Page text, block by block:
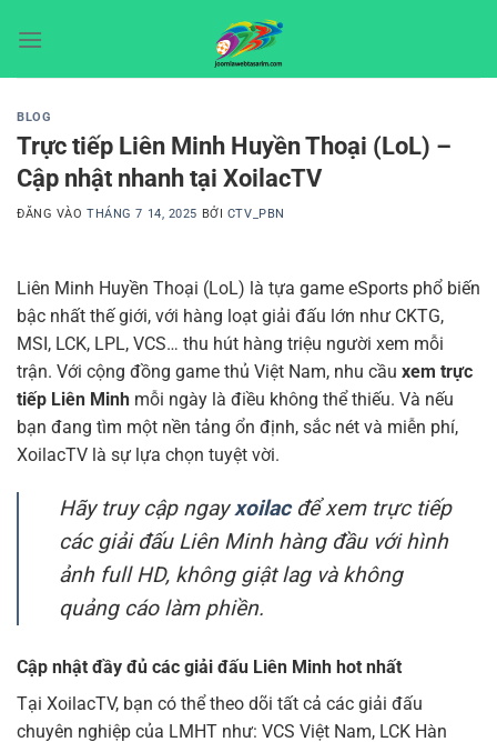
qua
BLOG
Trực tiếp Liên Minh Huyền Thoại (LoL) –
Cập nhật nhanh tại XoilacTV
ĐĂNG VÀOTHÁNG 7 14, 2025 BỞI CTV_PBN
Liên Minh Huyền Thoại (LoL) là tựa game eSports phổ biến
bậc nhất thế giới, với hàng loạt giải đấu lớn như CKTG,
MSI, LCK, LPL, VCS… thu hút hàng triệu người xem mỗi
trận. Với cộng đồng game thủ Việt Nam, nhu cầu xem trực
tiếp Liên Minh mỗi ngày là điều không thể thiếu. Và nếu
bạn đang tìm một nền tảng ổn định, sắc nét và miễn phí,
XoilacTV là sự lựa chọn tuyệt vời.
Hãy truy cập ngayxoilacđể xem trực tiếp
các giải đấu Liên Minh hàng đầu với hình
ảnh full HD, không giật lag và không
quảng cáo làm phiền.
Cập nhật đầy đủ các giải đấu Liên Minh hot nhất
Tại XoilacTV, bạn có thể theo dõi tất cả các giải đấu
chuyên nghiệp của LMHT như: VCS Việt Nam, LCK Hàn